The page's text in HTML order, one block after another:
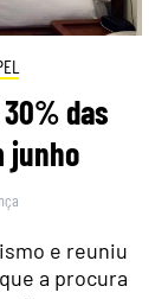
das
junho
e reuniu
a procura